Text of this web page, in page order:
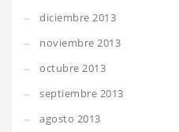
diciembre 2013
noviembre 2013
octubre 2013
septiembre 2013
agosto 2013